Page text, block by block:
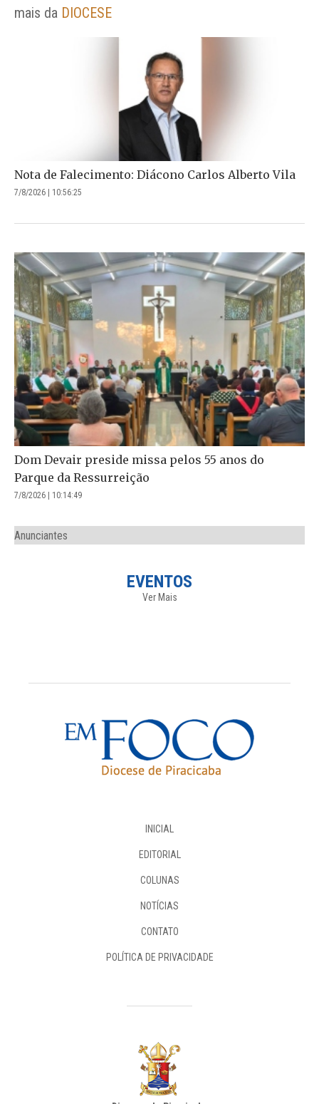
mais da DIOCESE
Nota de Falecimento: Diácono Carlos Alberto Vila
7/8/2026 | 10:56:25
Dom Devair preside missa pelos 55 anos do
Parque da Ressurreição
7/8/2026 | 10:14:49
Anunciantes
EVENTOS
Ver Mais
INICIAL
EDITORIAL
COLUNAS
NOTÍCIAS
CONTATO
POLÍTICA DE PRIVACIDADE